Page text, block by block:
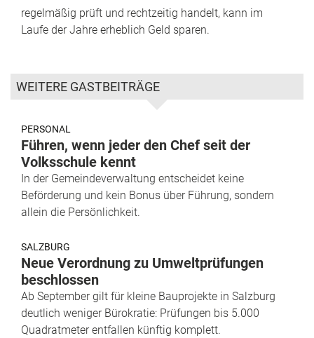
regelmäßig prüft und rechtzeitig handelt, kann im
Laufe der Jahre erheblich Geld sparen.
WEITERE GASTBEITRÄGE
PERSONAL
Führen, wenn jeder den Chef seit der
Volksschule kennt
In der Gemeindeverwaltung entscheidet keine
Beförderung und kein Bonus über Führung, sondern
allein die Persönlichkeit.
SALZBURG
Neue Verordnung zu Umweltprüfungen
beschlossen
Ab September gilt für kleine Bauprojekte in Salzburg
deutlich weniger Bürokratie: Prüfungen bis 5.000
Quadratmeter entfallen künftig komplett.